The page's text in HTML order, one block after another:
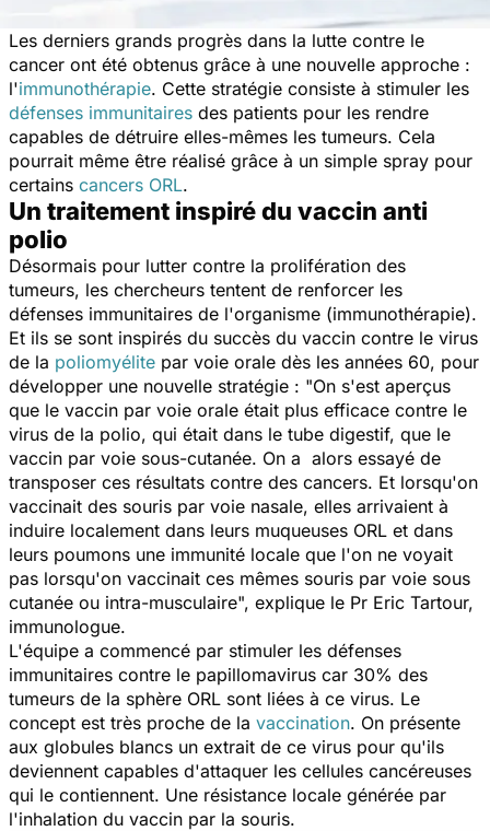
Les derniers grands progrès dans la lutte contre le
cancer ont été obtenus grâce à une nouvelle approche :
l'immunothérapie. Cette stratégie consiste à stimuler les
défenses immunitaires des patients pour les rendre
capables de détruire elles-mêmes les tumeurs. Cela
pourrait même être réalisé grâce à un simple spray pour
certains cancers ORL.
Un traitement inspiré du vaccin anti
polio
Désormais pour lutter contre la prolifération des
tumeurs, les chercheurs tentent de renforcer les
défenses immunitaires de l'organisme (immunothérapie).
Et ils se sont inspirés du succès du vaccin contre le virus
de la poliomyélite par voie orale dès les années 60, pour
développer une nouvelle stratégie : "On s'est aperçus
que le vaccin par voie orale était plus efficace contre le
virus de la polio, qui était dans le tube digestif, que le
vaccin par voie sous-cutanée. On a alors essayé de
transposer ces résultats contre des cancers. Et lorsqu'on
vaccinait des souris par voie nasale, elles arrivaient à
induire localement dans leurs muqueuses ORL et dans
leurs poumons une immunité locale que l'on ne voyait
pas lorsqu'on vaccinait ces mêmes souris par voie sous
cutanée ou intra-musculaire", explique le Pr Eric Tartour,
immunologue.
L'équipe a commencé par stimuler les défenses
immunitaires contre le papillomavirus car 30% des
tumeurs de la sphère ORL sont liées à ce virus. Le
concept est très proche de la vaccination. On présente
aux globules blancs un extrait de ce virus pour qu'ils
deviennent capables d'attaquer les cellules cancéreuses
qui le contiennent. Une résistance locale générée par
l'inhalation du vaccin par la souris.